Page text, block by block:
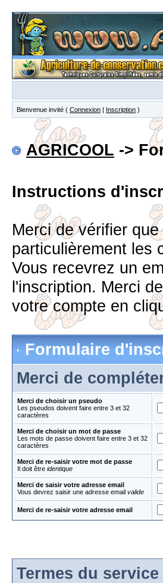
Bienvenue invité ( Connexion | Inscription )
AGRICOOL ->
Instructions
Merci de vérifier
particulièrement les
Vous recevrez un
l'inscription. Merci
votre compte en
Formulaire
Merci de
Merci de choisir un pseudo
Les pseudos doivent faire entre 3 et 32
caractères
Merci de choisir un mot de passe
Les mots de passe doivent faire entre 3 et 32
caractères
Merci de re-saisir votre mot de passe
Il doit être identique
Merci de saisir votre adresse email
Vous devrez saisir une adresse email valide
Merci de re-saisir votre adresse email
Termes du service